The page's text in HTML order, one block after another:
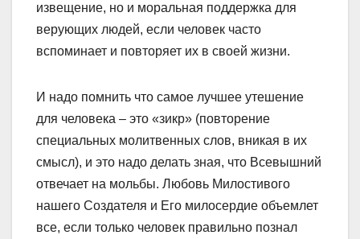
извещение, но и моральная поддержка для
верующих людей, если человек часто
вспоминает и повторяет их в своей жизни.
И надо помнить что самое лучшее утешение
для человека – это «зикр» (повторение
специальных молитвенных слов, вникая в их
смысл), и это надо делать зная, что Всевышний
отвечает на мольбы. Любовь Милостивого
нашего Создателя и Его милосердие объемлет
все, если только человек правильно познал